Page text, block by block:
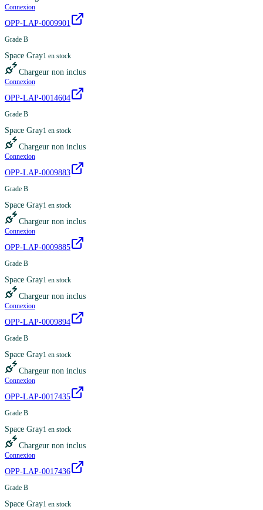
Connexion
OPP-LAP-0009901
Grade B
Space Gray1 en stock
Chargeur non inclus
Connexion
OPP-LAP-0014604
Grade B
Space Gray1 en stock
Chargeur non inclus
Connexion
OPP-LAP-0009883
Grade B
Space Gray1 en stock
Chargeur non inclus
Connexion
OPP-LAP-0009885
Grade B
Space Gray1 en stock
Chargeur non inclus
Connexion
OPP-LAP-0009894
Grade B
Space Gray1 en stock
Chargeur non inclus
Connexion
OPP-LAP-0017435
Grade B
Space Gray1 en stock
Chargeur non inclus
Connexion
OPP-LAP-0017436
Grade B
Space Gray1 en stock